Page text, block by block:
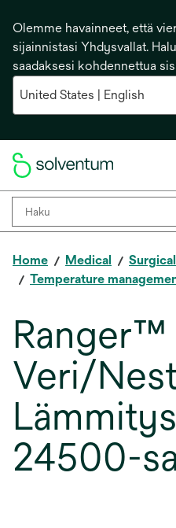
Olemme havainneet, että
sijainnistasi Yhdysvallat.
saadaksesi kohdennettua
Home Medical
Temperature
Ranger™
Veri/
24500-